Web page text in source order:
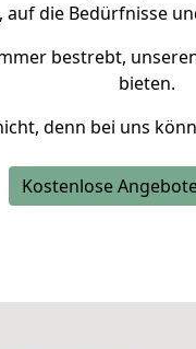
die Bedürfnisse
bestrebt,
bieten.
denn bei uns
Kostenlose